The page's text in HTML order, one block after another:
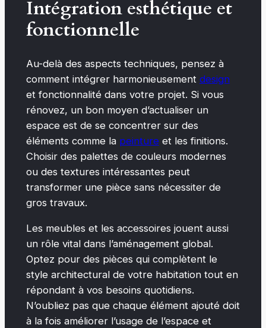
Intégration esthétique et
fonctionnelle
Au-delà des aspects techniques, pensez à
comment intégrer harmonieusement design
et fonctionnalité dans votre projet. Si vous
rénovez, un bon moyen d’actualiser un
espace est de se concentrer sur des
éléments comme la peinture et les finitions.
Choisir des palettes de couleurs modernes
ou des textures intéressantes peut
transformer une pièce sans nécessiter de
gros travaux.
Les meubles et les accessoires jouent aussi
un rôle vital dans l’aménagement global.
Optez pour des pièces qui complètent le
style architectural de votre habitation tout en
répondant à vos besoins quotidiens.
N’oubliez pas que chaque élément ajouté doit
à la fois améliorer l’usage de l’espace et